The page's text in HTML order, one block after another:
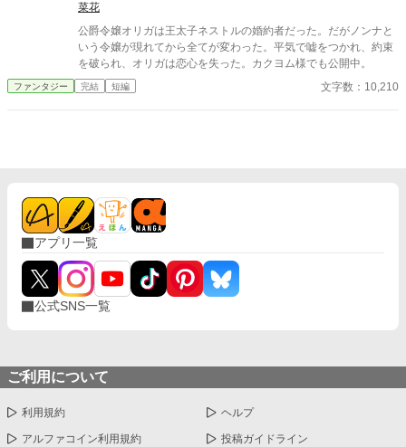
菜花
公爵令嬢オリガは王太子ネストルの婚約者だった。だがノンナと
いう令嬢が現れてから全てが変わった。平気で嘘をつかれ、約束
を破られ、オリガは恋心を失った。カクヨム様でも公開中。
ファンタジー 完結 短編 文字数：10,210
アプリ一覧
公式SNS一覧
ご利用について
利用規約 ヘルプ
アルファコイン利用規約 投稿ガイドライン